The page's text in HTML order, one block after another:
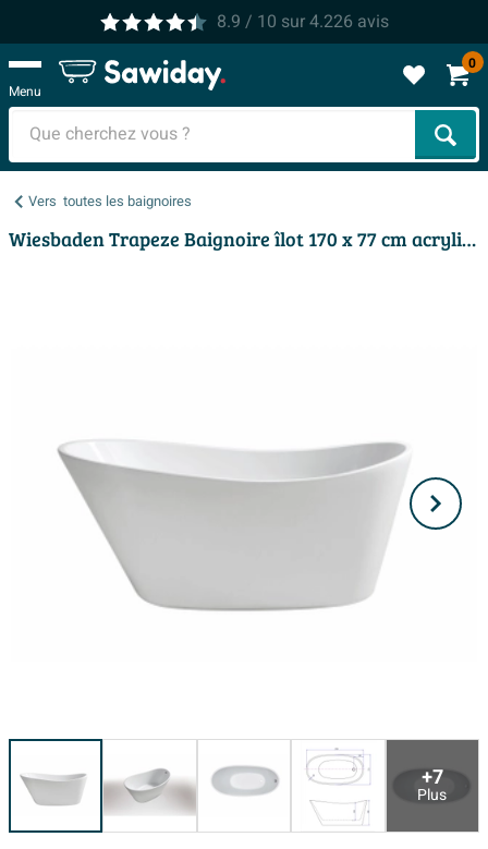
8.9 / 10 sur4.226 avis
Menu
0
Vers toutes les baignoires
Wiesbaden Trapeze Baignoire îlot 170 x 77 cm acrylique brillant blanc avec bonde brillant blanc
+7
Plus